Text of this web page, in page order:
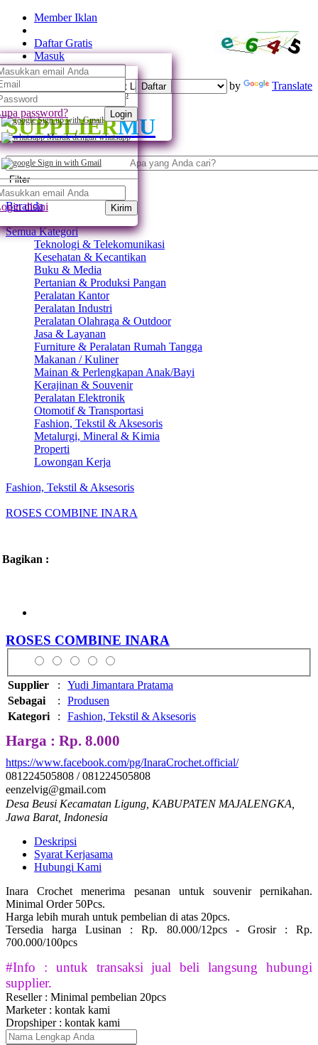
Member Iklan
Daftar Gratis
Daftar
Daftar dengan whatsapp
Sign up with Gmail
Masuk
password? Login
Masuk dengan whatsapp
Sign in with Gmail
disini Kirim
Powered by Translate
SUPPLIERMU
Filter
Beranda
Semua Kategori
Teknologi & Telekomunikasi
Kesehatan & Kecantikan
Buku & Media
Pertanian & Produksi Pangan
Peralatan Kantor
Peralatan Industri
Peralatan Olahraga & Outdoor
Jasa & Layanan
Furniture & Peralatan Rumah Tangga
Makanan / Kuliner
Mainan & Perlengkapan Anak/Bayi
Kerajinan & Souvenir
Peralatan Elektronik
Otomotif & Transportasi
Fashion, Tekstil & Aksesoris
Metalurgi, Mineral & Kimia
Properti
Lowongan Kerja
Fashion, Tekstil & Aksesoris
ROSES COMBINE INARA
Bagikan :
ROSES COMBINE INARA
Supplier :
Yudi Jimantara Pratama
Sebagai
:
Produsen
Kategori
: Fashion, Tekstil & Aksesoris
Harga : Rp. 8.000
https://www.facebook.com/pg/InaraCrochet.official/
081224505808 / 081224505808
eenzelvig@gmail.com
Desa Beusi Kecamatan Ligung, KABUPATEN MAJALENGKA,
Jawa Barat, Indonesia
Deskripsi
Syarat Kerjasama
Hubungi Kami
Inara Crochet menerima pesanan untuk souvenir pernikahan.
Minimal Order 50Pcs.
Harga lebih murah untuk pembelian di atas 20pcs.
Tersedia harga Lusinan : Rp. 80.000/12pcs - Grosir : Rp.
700.000/100pcs
#Info : untuk transaksi jual beli langsung hubungi
supplier.
Reseller : Minimal pembelian 20pcs
Marketer : kontak kami
Dropshiper : kontak kami